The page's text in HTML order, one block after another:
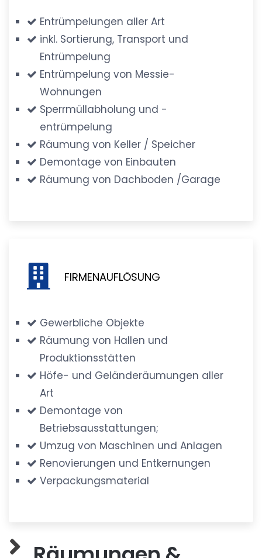
Entrümpelungen aller Art
inkl. Sortierung, Transport und
Entrümpelung
Entrümpelung von Messie-
Wohnungen
Sperrmüllabholung und -
entrümpelung
Räumung von Keller / Speicher
Demontage von Einbauten
Räumung von Dachboden /Garage
FIRMENAUFLÖSUNG
Gewerbliche Objekte
Räumung von Hallen und
Produktionsstätten
Höfe- und Geländeräumungen aller
Art
Demontage von
Betriebsausstattungen;
Umzug von Maschinen und Anlagen
Renovierungen und Entkernungen
Verpackungsmaterial